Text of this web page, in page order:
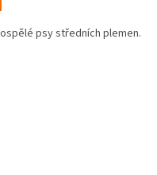
psy středních plemen.